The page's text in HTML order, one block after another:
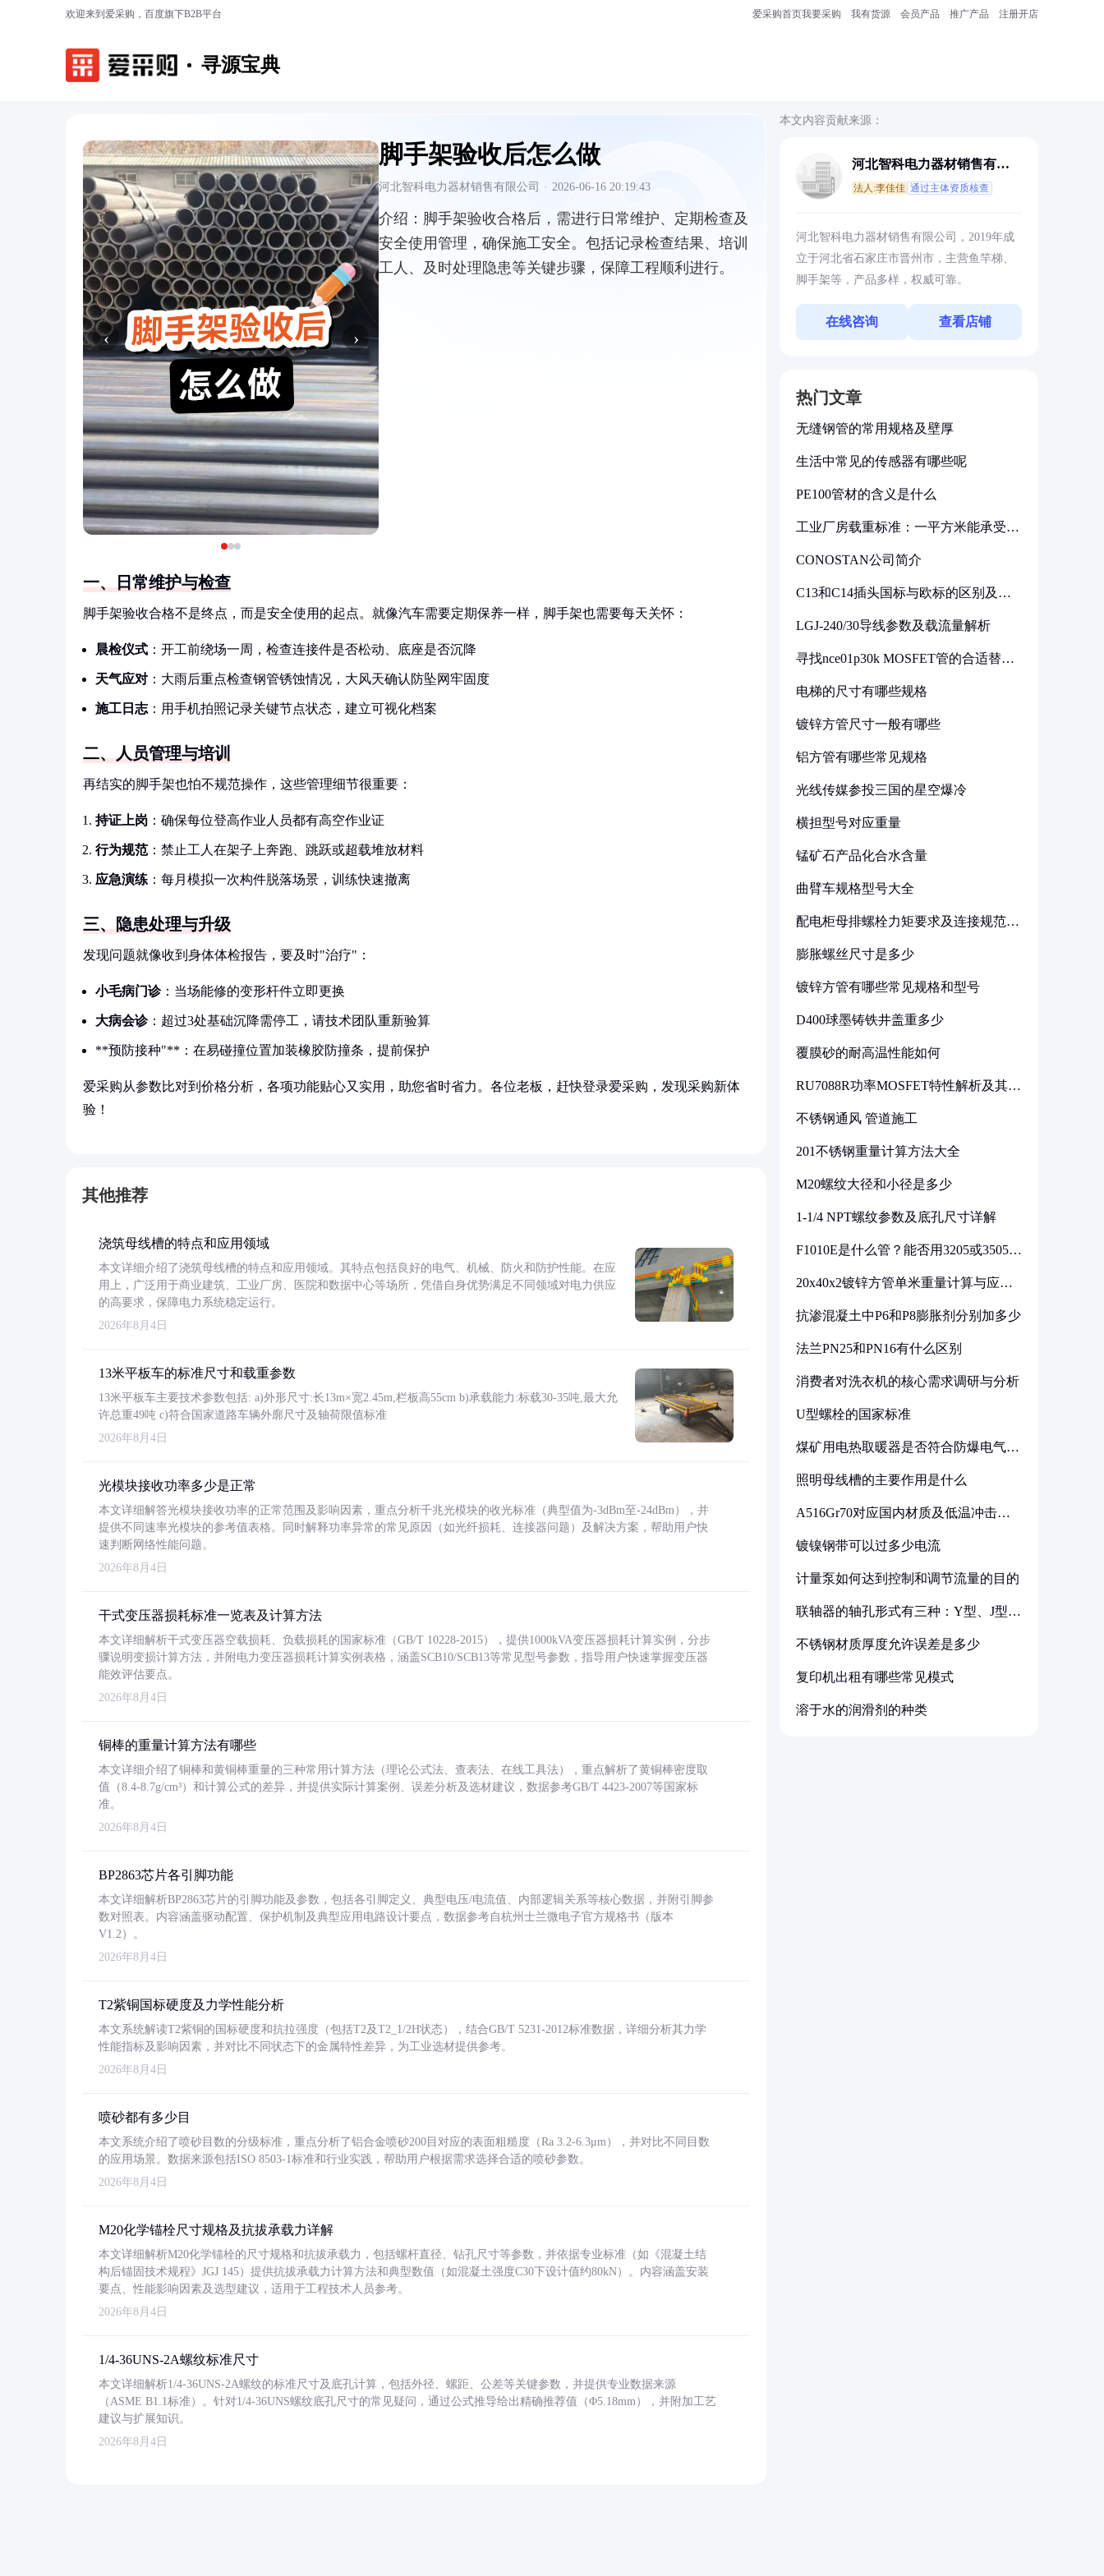
欢迎来到爱采购，百度旗下B2B平台 爱采购首页我要采购 我有货源 会员产品 推广产品 注册开店
寻源宝典
‹ ›
脚手架验收后怎么做
河北智科电力器材销售有限公司 · 2026-06-16 20:19:43
介绍： 脚手架验收合格后，需进行日常维护、定期检查及
安全使用管理，确保施工安全。包括记录检查结果、培训
工人、及时处理隐患等关键步骤，保障工程顺利进行。
一、日常维护与检查
脚手架验收合格不是终点，而是安全使用的起点。就像汽车需要定期保养一样，脚手架也需要每天关怀：
晨检仪式 ：开工前绕场一周，检查连接件是否松动、底座是否沉降
天气应对 ：大雨后重点检查钢管锈蚀情况，大风天确认防坠网牢固度
施工日志 ：用手机拍照记录关键节点状态，建立可视化档案
二、人员管理与培训
再结实的脚手架也怕不规范操作，这些管理细节很重要：
持证上岗 ：确保每位登高作业人员都有高空作业证
行为规范：禁止工人在架子上奔跑、跳跃或超载堆放材料
应急演练 ：每月模拟一次构件脱落场景，训练快速撤离
三、隐患处理与升级
发现问题就像收到身体体检报告，要及时"治疗"：
小毛病门诊：当场能修的变形杆件立即更换
大病会诊：超过3处基础沉降需停工，请技术团队重新验算
**预防接种"**：在易碰撞位置加装橡胶防撞条，提前保护
爱采购从参数比对到价格分析，各项功能贴心又实用，助您省时省力。各位老板，赶快登录爱采购，发现采购新体
验！
其他推荐
浇筑母线槽的特点和应用领域
本文详细介绍了浇筑母线槽的特点和应用领域。其特点包括良好的电气、机械、防火和防护性能。在应
用上，广泛用于商业建筑、工业厂房、医院和数据中心等场所，凭借自身优势满足不同领域对电力供应
的高要求，保障电力系统稳定运行。
2026年8月4日
13米平板车的标准尺寸和载重参数
13米平板车主要技术参数包括: a)外形尺寸:长13m×宽2.45m,栏板高55cm b)承载能力:标载30-35吨,最大允
许总重49吨 c)符合国家道路车辆外廓尺寸及轴荷限值标准
2026年8月4日
光模块接收功率多少是正常
本文详细解答光模块接收功率的正常范围及影响因素，重点分析千兆光模块的收光标准（典型值为-3dBm至-24dBm），并
提供不同速率光模块的参考值表格。同时解释功率异常的常见原因（如光纤损耗、连接器问题）及解决方案，帮助用户快
速判断网络性能问题。
2026年8月4日
干式变压器损耗标准一览表及计算方法
本文详细解析干式变压器空载损耗、负载损耗的国家标准（GB/T 10228-2015），提供1000kVA变压器损耗计算实例，分步
骤说明变损计算方法，并附电力变压器损耗计算实例表格，涵盖SCB10/SCB13等常见型号参数，指导用户快速掌握变压器
能效评估要点。
2026年8月4日
铜棒的重量计算方法有哪些
本文详细介绍了铜棒和黄铜棒重量的三种常用计算方法（理论公式法、查表法、在线工具法），重点解析了黄铜棒密度取
值（8.4-8.7g/cm³）和计算公式的差异，并提供实际计算案例、误差分析及选材建议，数据参考GB/T 4423-2007等国家标
准。
2026年8月4日
BP2863芯片各引脚功能
本文详细解析BP2863芯片的引脚功能及参数，包括各引脚定义、典型电压/电流值、内部逻辑关系等核心数据，并附引脚参
数对照表。内容涵盖驱动配置、保护机制及典型应用电路设计要点，数据参考自杭州士兰微电子官方规格书（版本
V1.2）。
2026年8月4日
T2紫铜国标硬度及力学性能分析
本文系统解读T2紫铜的国标硬度和抗拉强度（包括T2及T2_1/2H状态），结合GB/T 5231-2012标准数据，详细分析其力学
性能指标及影响因素，并对比不同状态下的金属特性差异，为工业选材提供参考。
2026年8月4日
喷砂都有多少目
本文系统介绍了喷砂目数的分级标准，重点分析了铝合金喷砂200目对应的表面粗糙度（Ra 3.2-6.3μm），并对比不同目数
的应用场景。数据来源包括ISO 8503-1标准和行业实践，帮助用户根据需求选择合适的喷砂参数。
2026年8月4日
M20化学锚栓尺寸规格及抗拔承载力详解
本文详细解析M20化学锚栓的尺寸规格和抗拔承载力，包括螺杆直径、钻孔尺寸等参数，并依据专业标准（如《混凝土结
构后锚固技术规程》JGJ 145）提供抗拔承载力计算方法和典型数值（如混凝土强度C30下设计值约80kN）。内容涵盖安装
要点、性能影响因素及选型建议，适用于工程技术人员参考。
2026年8月4日
1/4-36UNS-2A螺纹标准尺寸
本文详细解析1/4-36UNS-2A螺纹的标准尺寸及底孔计算，包括外径、螺距、公差等关键参数，并提供专业数据来源
（ASME B1.1标准）。针对1/4-36UNS螺纹底孔尺寸的常见疑问，通过公式推导给出精确推荐值（Φ5.18mm），并附加工艺
建议与扩展知识。
2026年8月4日
本文内容贡献来源：
河北智科电力器材销售有限
法人:李佳佳 通过主体资质核查
河北智科电力器材销售有限公司，2019年成
立于河北省石家庄市晋州市，主营鱼竿梯、
脚手架等，产品多样，权威可靠。
在线咨询 查看店铺
热门文章
无缝钢管的常用规格及壁厚
生活中常见的传感器有哪些呢
PE100管材的含义是什么
工业厂房载重标准：一平方米能承受多
CONOSTAN公司简介
C13和C14插头国标与欧标的区别及其
LGJ-240/30导线参数及载流量解析
寻找nce01p30k MOSFET管的合适替代
电梯的尺寸有哪些规格
镀锌方管尺寸一般有哪些
铝方管有哪些常见规格
光线传媒参投三国的星空爆冷
横担型号对应重量
锰矿石产品化合水含量
曲臂车规格型号大全
配电柜母排螺栓力矩要求及连接规范详
膨胀螺丝尺寸是多少
镀锌方管有哪些常见规格和型号
D400球墨铸铁井盖重多少
覆膜砂的耐高温性能如何
RU7088R功率MOSFET特性解析及其在
不锈钢通风 管道施工
201不锈钢重量计算方法大全
M20螺纹大径和小径是多少
1-1/4 NPT螺纹参数及底孔尺寸详解
F1010E是什么管？能否用3205或3505代
20x40x2镀锌方管单米重量计算与应用
抗渗混凝土中P6和P8膨胀剂分别加多少
法兰PN25和PN16有什么区别
消费者对洗衣机的核心需求调研与分析
U型螺栓的国家标准
煤矿用电热取暖器是否符合防爆电气设
照明母线槽的主要作用是什么
A516Gr70对应国内材质及低温冲击要
镀镍钢带可以过多少电流
计量泵如何达到控制和调节流量的目的
联轴器的轴孔形式有三种：Y型、J型、
不锈钢材质厚度允许误差是多少
复印机出租有哪些常见模式
溶于水的润滑剂的种类